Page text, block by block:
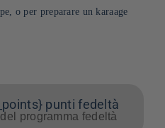
o per preparare un karaage
punti fedeltà
programma fedeltà